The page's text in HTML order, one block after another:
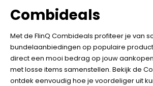
Combideals
Met de FlinQ Combideals profiteer je van
bundelaanbiedingen op populaire
direct een mooi bedrag op jouw
met losse items samenstellen. Bekijk de
ontdek eenvoudig hoe je voordeliger uit